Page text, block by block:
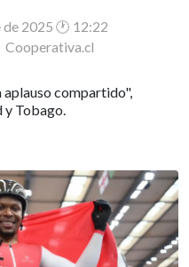
2025 🕐 12:22
Cooperativa.cl
aplauso compartido",
Tobago.